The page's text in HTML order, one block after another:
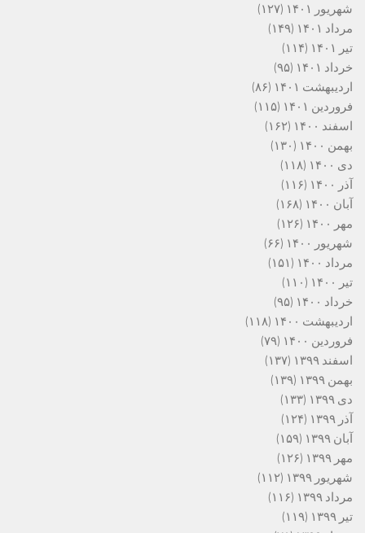
شهریور ۱۴۰۱
(۱۲۷)
مرداد ۱۴۰۱
(۱۴۹)
تیر ۱۴۰۱
(۱۱۴)
خرداد ۱۴۰۱
(۹۵)
اردیبهشت ۱۴۰۱
(۸۶)
فروردین ۱۴۰۱
(۱۱۵)
اسفند ۱۴۰۰
(۱۶۲)
بهمن ۱۴۰۰
(۱۳۰)
دی ۱۴۰۰
(۱۱۸)
آذر ۱۴۰۰
(۱۱۶)
آبان ۱۴۰۰
(۱۶۸)
مهر ۱۴۰۰
(۱۲۶)
شهریور ۱۴۰۰
(۶۶)
مرداد ۱۴۰۰
(۱۵۱)
تیر ۱۴۰۰
(۱۱۰)
خرداد ۱۴۰۰
(۹۵)
اردیبهشت ۱۴۰۰
(۱۱۸)
فروردین ۱۴۰۰
(۷۹)
اسفند ۱۳۹۹
(۱۳۷)
بهمن ۱۳۹۹
(۱۳۹)
دی ۱۳۹۹
(۱۳۳)
آذر ۱۳۹۹
(۱۲۴)
آبان ۱۳۹۹
(۱۵۹)
مهر ۱۳۹۹
(۱۲۶)
شهریور ۱۳۹۹
(۱۱۲)
مرداد ۱۳۹۹
(۱۱۶)
تیر ۱۳۹۹
(۱۱۹)